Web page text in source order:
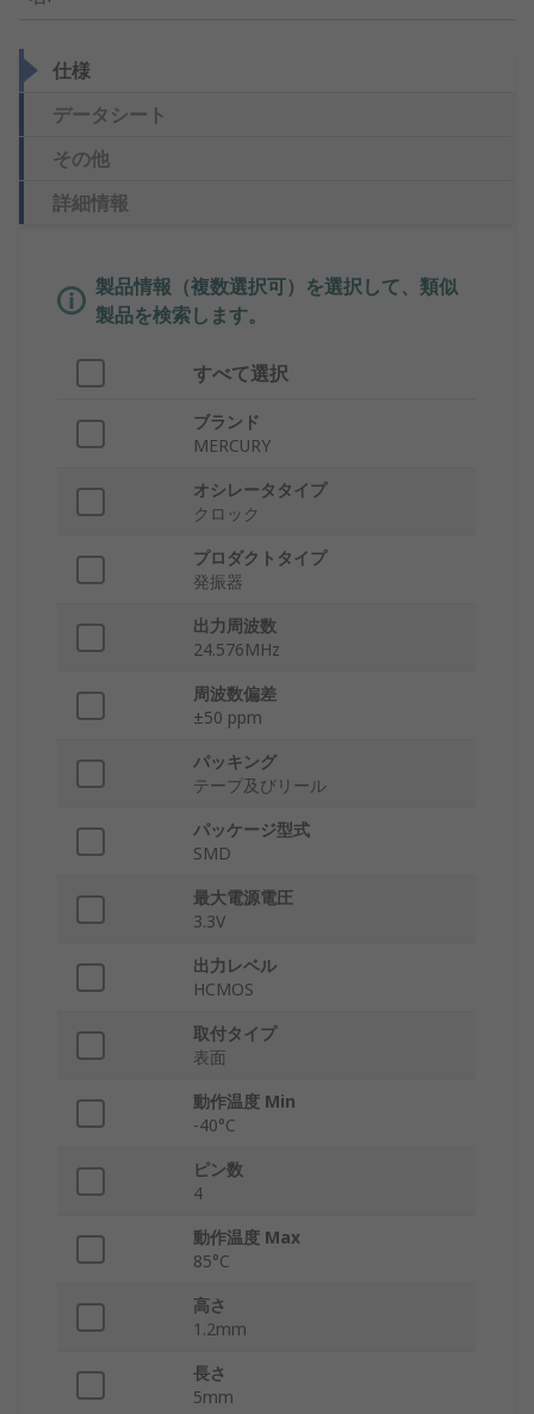
仕様
データシート
その他
詳細情報
製品情報（複数選択可）を選択して、類似
製品を検索します。
すべて選択
ブランド
MERCURY
オシレータタイプ
クロック
プロダクトタイプ
発振器
出力周波数
24.576MHz
周波数偏差
±50 ppm
パッキング
テープ及びリール
パッケージ型式
SMD
最大電源電圧
3.3V
出力レベル
HCMOS
取付タイプ
表面
動作温度 Min
-40°C
ピン数
4
動作温度 Max
85°C
高さ
1.2mm
長さ
5mm